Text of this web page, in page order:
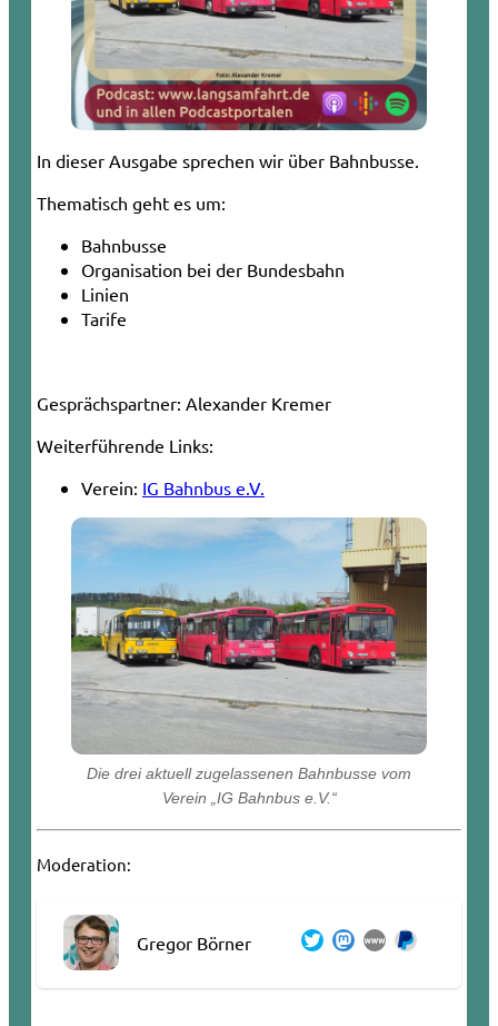
In dieser Ausgabe sprechen wir über Bahnbusse.
Thematisch geht es um:
Bahnbusse
Organisation bei der Bundesbahn
Linien
Tarife
Gesprächspartner: Alexander Kremer
Weiterführende Links:
Verein: IG Bahnbus e.V.
Die drei aktuell zugelassenen Bahnbusse vom
Verein „IG Bahnbus e.V.“
Moderation:
Gregor Börner